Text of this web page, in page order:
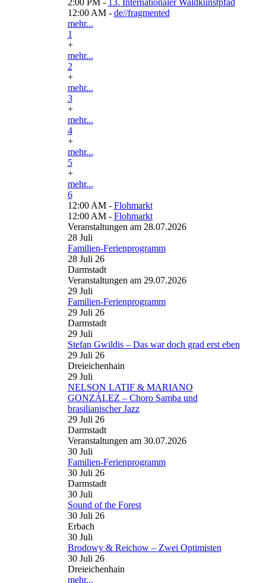
2:00 PM - 13. Internationaler Waldkunstpfad
12:00 AM - de//fragmented
mehr...
1
+
mehr...
2
+
mehr...
3
+
mehr...
4
+
mehr...
5
+
mehr...
6
12:00 AM - Flohmarkt
12:00 AM - Flohmarkt
Veranstaltungen am 28.07.2026
28 Juli
Familien-Ferienprogramm
28 Juli 26
Darmstadt
Veranstaltungen am 29.07.2026
29 Juli
Familien-Ferienprogramm
29 Juli 26
Darmstadt
29 Juli
Stefan Gwildis – Das war doch grad erst eben
29 Juli 26
Dreieichenhain
29 Juli
NELSON LATIF & MARIANO
GONZÁLEZ – Choro Samba und
brasilianischer Jazz
29 Juli 26
Darmstadt
Veranstaltungen am 30.07.2026
30 Juli
Familien-Ferienprogramm
30 Juli 26
Darmstadt
30 Juli
Sound of the Forest
30 Juli 26
Erbach
30 Juli
Brodowy & Reichow – Zwei Optimisten
30 Juli 26
Dreieichenhain
mehr...